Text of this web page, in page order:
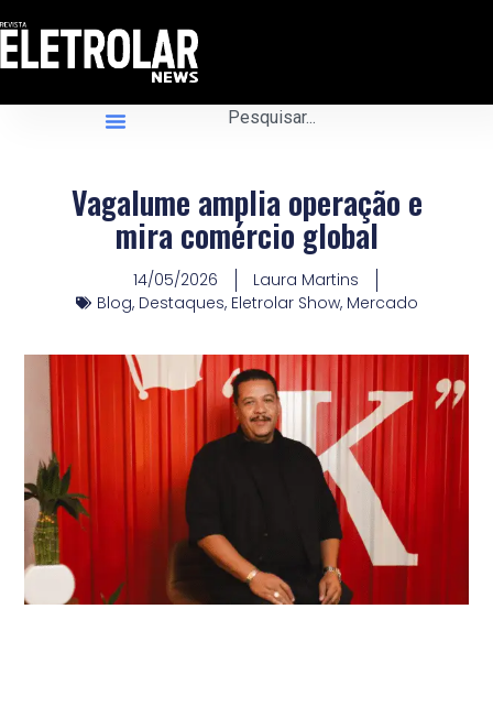
Vagalume amplia operação e
mira comércio global
14/05/2026
Laura Martins
Blog, Destaques, Eletrolar Show, Mercado